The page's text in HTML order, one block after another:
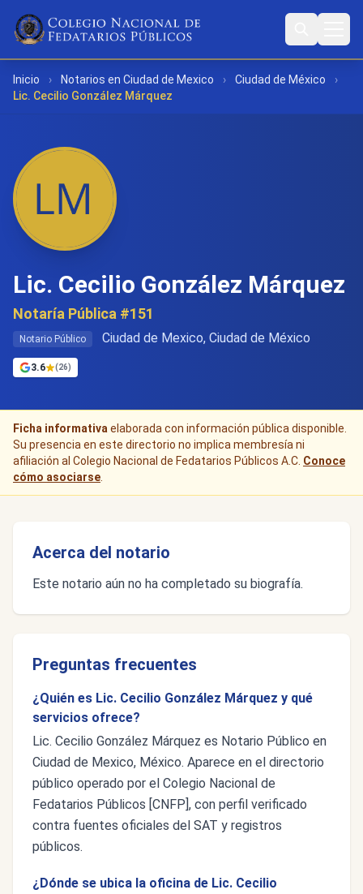
Inicio › Notarios en Ciudad de Mexico › Ciudad de México
›
Lic. Cecilio González Márquez
Lic. Cecilio González Márquez
Notaría Pública #151
Notario Público Ciudad de Mexico, Ciudad de México
3.6 (26)
Ficha informativa elaborada con información pública disponible.
Su presencia en este directorio no implica membresía ni
afiliación al Colegio Nacional de Fedatarios Públicos A.C. Conoce
cómo asociarse
Acerca del notario
Este notario aún no ha completado su biografía.
Preguntas frecuentes
¿Quién es Lic. Cecilio González Márquez y qué
servicios ofrece?
Lic. Cecilio González Márquez es Notario Público en
Ciudad de Mexico, México. Aparece en el directorio
público operado por el Colegio Nacional de
Fedatarios Públicos [CNFP], con perfil verificado
contra fuentes oficiales del SAT y registros
públicos.
¿Dónde se ubica la oficina de Lic. Cecilio